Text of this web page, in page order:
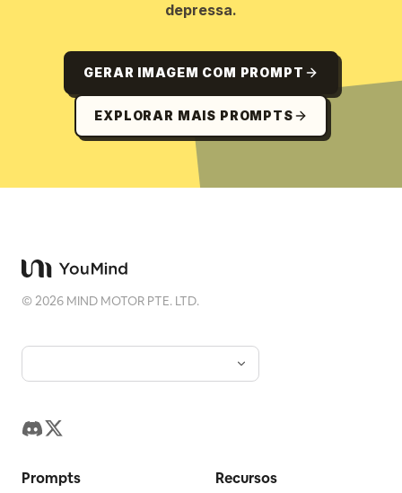
depressa.
GERAR IMAGEM COM PROMPT
EXPLORAR MAIS PROMPTS
©2026 MIND MOTOR PTE. LTD.
Prompts Recursos